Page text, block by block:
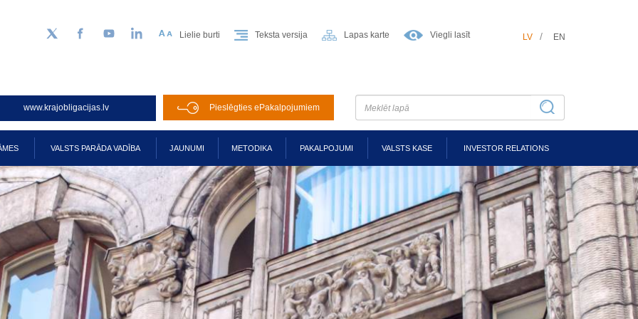
Sekojiet mums Twitter
FacebookYouTubeLinkedIn Lielie burti Teksta versija Lapas karte Viegli lasīt LV EN
www.krajobligacijas.lv Pieslēgties ePakalpojumiem
VALSTS PARĀDA VADĪBA JAUNUMI METODIKA PAKALPOJUMI VALSTS KASE INVESTOR RELATIONS